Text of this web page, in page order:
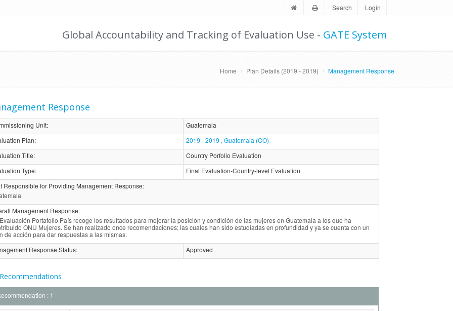
Search Login
Global Accountability and Tracking of Evaluation Use - GATE System
Home Plan Details (2019 - 2019) Management Response
Response
Unit:
Guatemala
Plan:
2019 - 2019 , Guatemala (CO)
Title:
Country Porfolio Evaluation
Type:
Final Evaluation-Country-level Evaluation
Responsible for Providing Management Response:
Management Response:
Portafolio País recoge los resultados para mejorar la posición y condición de las mujeres en Guatemala a los que ha
ONU Mujeres. Se han realizado once recomendaciones; las cuales han sido estudiadas en profundidad y ya se cuenta con un
de acción para dar respuestas a las mismas.
Response Status: Approved
: 1